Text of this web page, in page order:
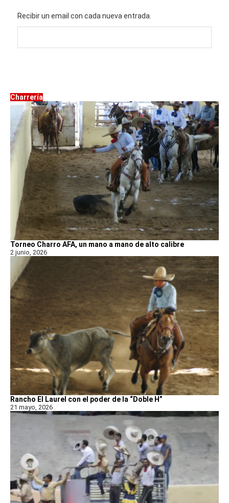
Recibir un email con cada nueva entrada.
Charrería
Torneo Charro AFA, un mano a mano de alto calibre
2 junio, 2026
Rancho El Laurel con el poder de la “Doble H”
21 mayo, 2026